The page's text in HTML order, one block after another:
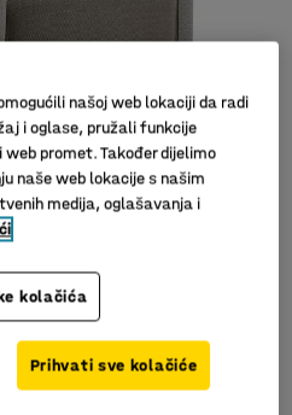
našoj web lokaciji da radi
i oglase, pružali funkcije
promet. Također dijelimo
naše web lokacije s našim
medija, oglašavanja i
kolačića
Prihvati sve kolačiće